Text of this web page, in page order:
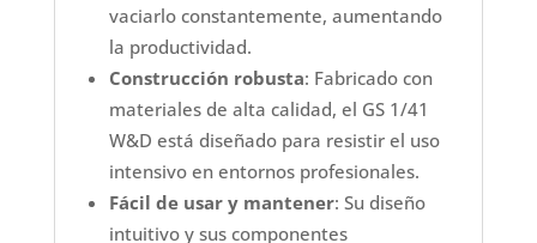
vaciarlo constantemente, aumentando
la productividad.
Construcción robusta: Fabricado con
materiales de alta calidad, el GS 1/41
W&D está diseñado para resistir el uso
intensivo en entornos profesionales.
Fácil de usar y mantener: Su diseño
intuitivo y sus componentes